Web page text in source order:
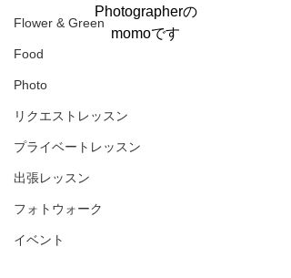
Flower & Green
Food
Photo
リクエストレッスン
プライベートレッスン
出張レッスン
フォトウォーク
イベント
Photographerの
momoです